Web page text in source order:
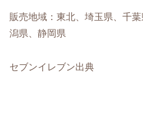
販売地域：東北、埼玉県、千
潟県、静岡県
セブンイレブン出典